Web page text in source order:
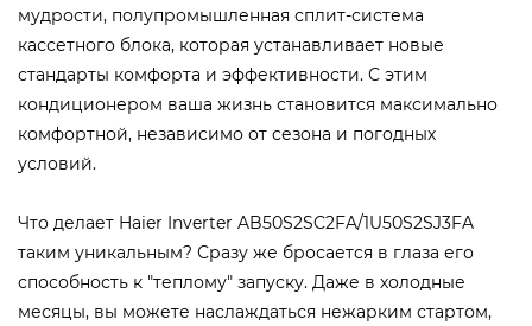
мудрости, полупромышленная сплит-система
кассетного блока, которая устанавливает новые
стандарты комфорта и эффективности. С этим
кондиционером ваша жизнь становится максимально
комфортной, независимо от сезона и погодных
условий.
Что делает Haier Inverter AB50S2SC2FA/1U50S2SJ3FA
таким уникальным? Сразу же бросается в глаза его
способность к "теплому" запуску. Даже в холодные
месяцы, вы можете наслаждаться нежарким стартом,